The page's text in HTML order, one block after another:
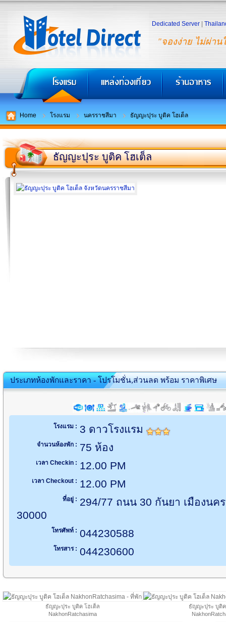
"จองง่าย ไม่ผ่าน
Dedicated Server
Home โรงแรม นครราชสีมา ธัญญะปุระ บูติค โฮเต็ล
ธัญญะปุระ บูติค โฮเต็ล
ประเภทห้องพักและราคา - โปรโมชั่น,ส่วนลด พร้อม ราคาพิเศษ
โรงแรม : 3 ดาวโรงแรม
จำนวนห้องพัก : 75 ห้อง
เวลา Checkin : 12.00 PM
เวลา Checkout : 12.00 PM
ที่อยู่ : 294/77 ถนน 30 กันยา เมืองนค
30000
โทรศัพท์ : 044230588
โทรสาร : 044230600
ธัญญะปุระ บูติค โฮเต็ล
NakhonRatchasima
ธัญญะปุระ บูติค